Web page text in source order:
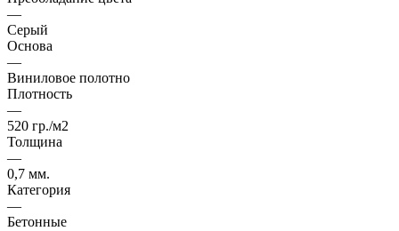
—
Серый
Основа
—
Виниловое полотно
Плотность
—
520 гр./м2
Толщина
—
0,7 мм.
Категория
—
Бетонные